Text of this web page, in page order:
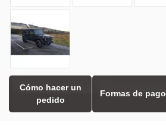
Cómo hacer un
pedido
Formas de pago